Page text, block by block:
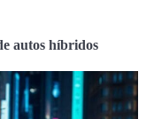
autos híbridos